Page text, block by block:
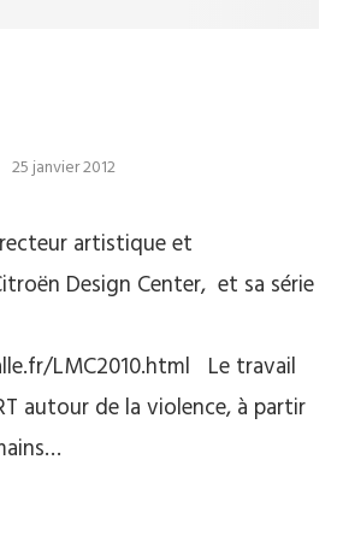
25 janvier 2012
artistique et
Design Center, et sa série
LMC2010.html Le travail
autour de la violence, à partir